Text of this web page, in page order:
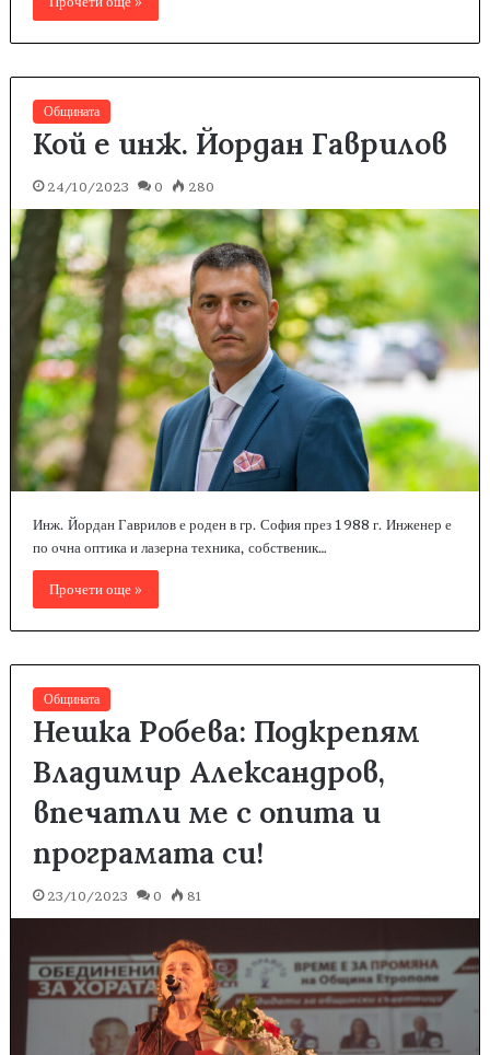
Общината
Кой е инж. Йордан Гаврилов
24/10/2023 0 280
Инж. Йордан Гаврилов е роден в гр. София през 1988 г. Инженер е
по очна оптика и лазерна техника, собственик…
Прочети още »
Общината
Нешка Робева: Подкрепям
Владимир Александров,
впечатли ме с опита и
програмата си!
23/10/2023 0 81